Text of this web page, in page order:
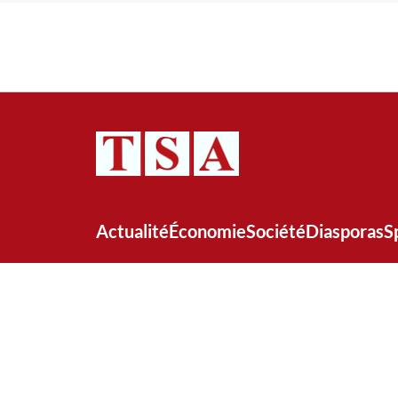
ActualitéÉconomieSociétéDiasporas